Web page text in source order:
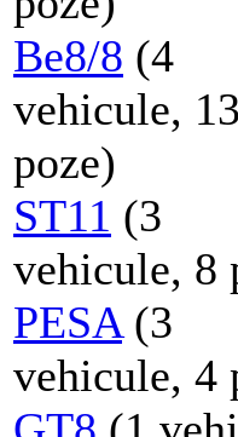
Be8/8 (4
vehicule, 13
poze)
ST11 (3
vehicule, 8
PESA(3
vehicule, 4